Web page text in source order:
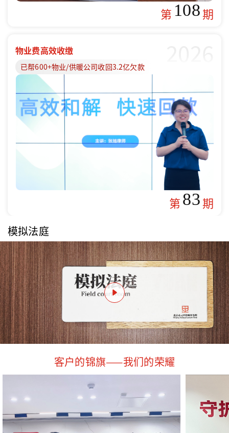
第 108期
物业费高效收缴
已帮600+物业/供暖公司收回3.2亿欠款
第83期
模拟法庭
客户的锦旗——我们的荣耀